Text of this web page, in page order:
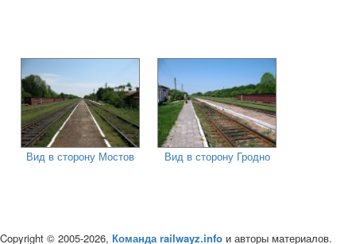
Вид в сторону Мостов Вид в сторону Гродно
Copyright © 2005-2026, Команда railwayz.info и авторы материалов.